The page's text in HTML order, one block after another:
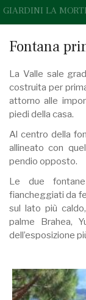
GIARDINI LA
Fontana
La Valle sale
costruita per
attorno alle
piedi della casa.
Al centro della
allineato con
pendio opposto.
Le due
fiancheggiati da
sul lato più
palme Brahea,
dell’esposizione